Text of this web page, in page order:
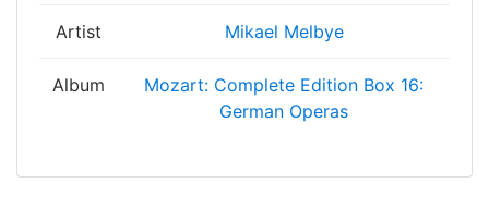
Artist Mikael Melbye
Album
Mozart: Complete Edition Box 16:
German Operas